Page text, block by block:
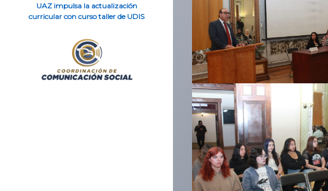
UAZ impulsa la actualización
curricular con curso taller de UDIS